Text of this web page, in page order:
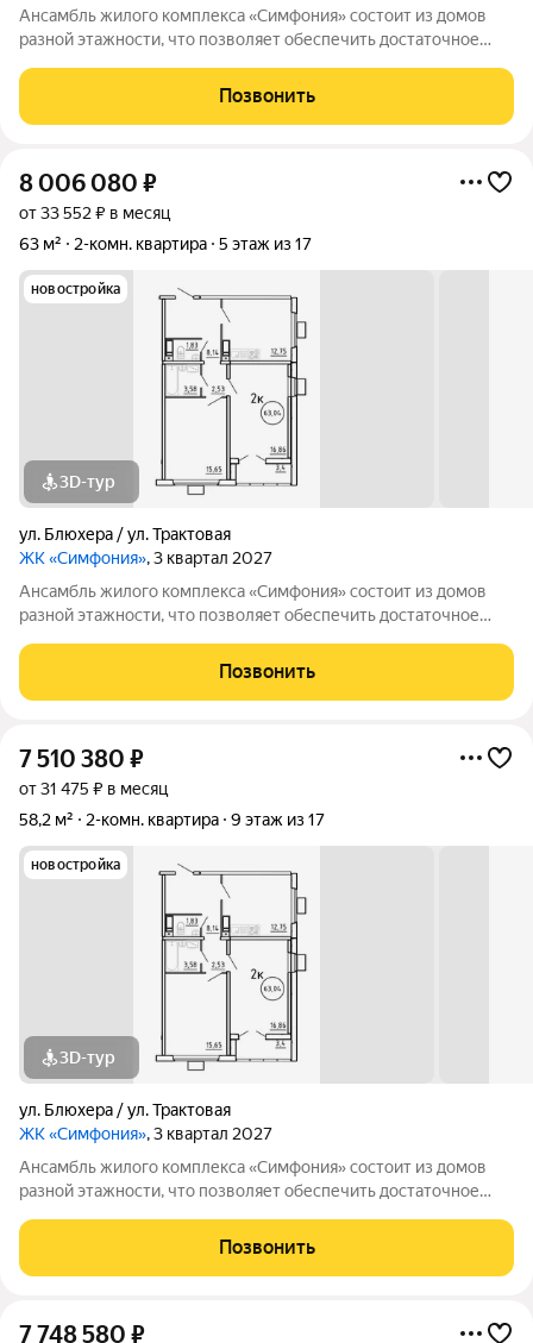
Ансамбль жилого комплекса «Симфония» состоит из домов
разной этажности, что позволяет обеспечить достаточное
времени и предлагаем квартиры с уже готовой базовой
отделкой. Заезжайте и живите! ЖК
Позвонить
8 006 080 ₽
от 33 552 ₽ в месяц
63 м²
2-комн. квартира 5 этаж из 17
новостройка
3D-тур
ул. Блюхера / ул. Трактовая
ЖК «Симфония», 3 квартал 2027
Ансамбль жилого комплекса «Симфония» состоит из домов
разной этажности, что позволяет обеспечить достаточное
времени и предлагаем квартиры с уже готовой базовой
отделкой. Заезжайте и живите! ЖК
Позвонить
7 510 380 ₽
от 31 475 ₽ в месяц
58,2 м²
2-комн. квартира 9 этаж из 17
новостройка
3D-тур
ул. Блюхера / ул. Трактовая
ЖК «Симфония», 3 квартал 2027
Ансамбль жилого комплекса «Симфония» состоит из домов
разной этажности, что позволяет обеспечить достаточное
времени и предлагаем квартиры с уже готовой базовой
отделкой. Заезжайте и живите! ЖК
Позвонить
7 748 580 ₽